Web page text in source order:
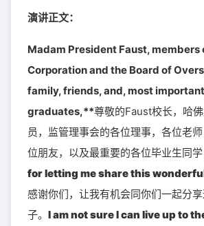
演讲正文：
Madam President Faust, members
Corporation and the Board of
family, friends, and, most
graduates,**尊敬的Faust校长，哈
员，监管理事会的各位理事，各位老
位朋友，以及最重要的各位毕业生同学
for letting me share this
感谢你们，让我有机会同你们一起分
子。 I am not sure I can live up to